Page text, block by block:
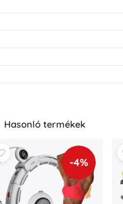
Hasonló termékek
-4%